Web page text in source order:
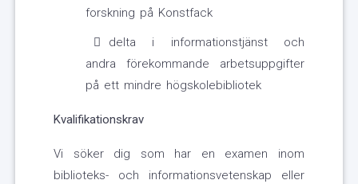
forskning på Konstfack
delta i informationstjänst och
andra förekommande arbetsuppgifter
på ett mindre högskolebibliotek
Kvalifikationskrav
Vi söker dig som har en examen inom
biblioteks- och informationsvetenskap eller